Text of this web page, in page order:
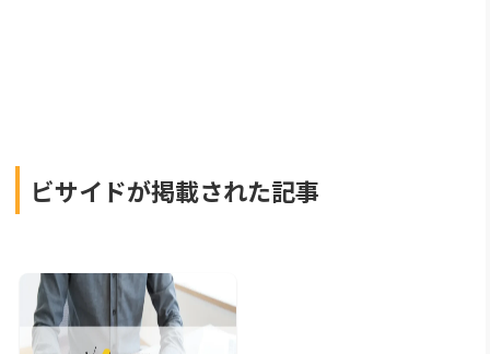
ビサイドが掲載された記事